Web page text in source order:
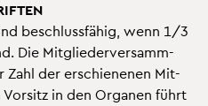
be­schluss­fä­hig, wenn 1/3
Die Mit­glie­der­ver­samm­
Zahl der er­schie­ne­nen Mit­
in den Or­ga­nen führt